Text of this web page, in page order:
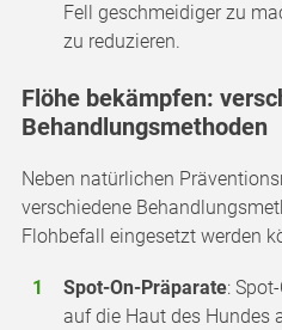
Fell geschmeidiger zu
zu reduzieren.
Flöhe bekämpfen:
Behandlungsmethoden
Neben natürlichen
verschiedene
Flohbefall eingesetzt werden
Spot-On-Präparate:
auf die Haut des Hundes